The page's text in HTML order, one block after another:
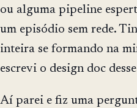
ou alguma pipeline
um episódio sem rede.
inteira se formando na
escrevi o design doc
Aí parei e fiz uma